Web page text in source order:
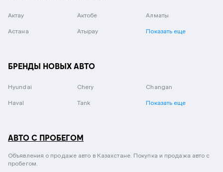
Актау Актобе Алматы
Астана Атырау Показать еще
БРЕНДЫ НОВЫХ АВТО
Hyundai Chery Changan
Haval Tank Показать еще
АВТО С ПРОБЕГОМ
Объявления о продаже авто в Казахстане. Покупка и продажа авто с
пробегом.